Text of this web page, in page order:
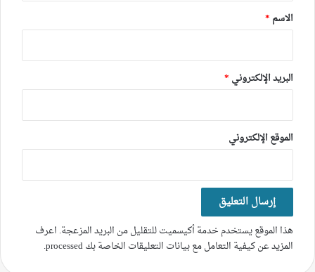
*
الاسم *
البريد الإلكتروني *
الموقع الإلكتروني
هذا الموقع يستخدم خدمة أكيسميت للتقليل من البريد المزعجة. اعرف
المزيد عن كيفية التعامل مع بيانات التعليقات الخاصة بك processed
.